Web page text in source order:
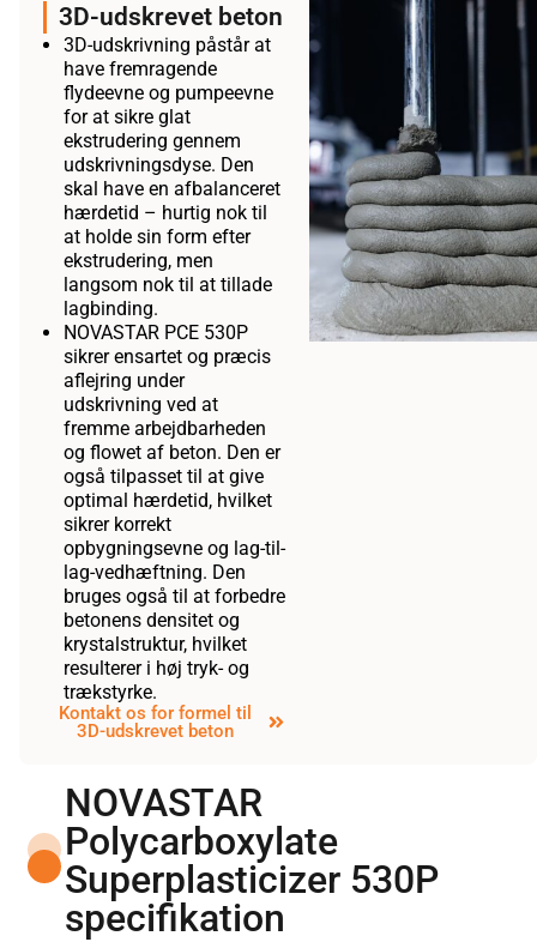
3D-udskrevet beton
3D-udskrivning påstår at
have fremragende
flydeevne og pumpeevne
for at sikre glat
ekstrudering gennem
udskrivningsdyse. Den
skal have en afbalanceret
hærdetid – hurtig nok til
at holde sin form efter
ekstrudering, men
langsom nok til at tillade
lagbinding.
NOVASTAR PCE 530P
sikrer ensartet og præcis
aflejring under
udskrivning ved at
fremme arbejdbarheden
og flowet af beton. Den er
også tilpasset til at give
optimal hærdetid, hvilket
sikrer korrekt
opbygningsevne og lag-til-
lag-vedhæftning. Den
bruges også til at forbedre
betonens densitet og
krystalstruktur, hvilket
resulterer i høj tryk- og
trækstyrke.
Kontakt os for formel til
3D-udskrevet beton
NOVASTAR
Polycarboxylate
Superplasticizer 530P
specifikation